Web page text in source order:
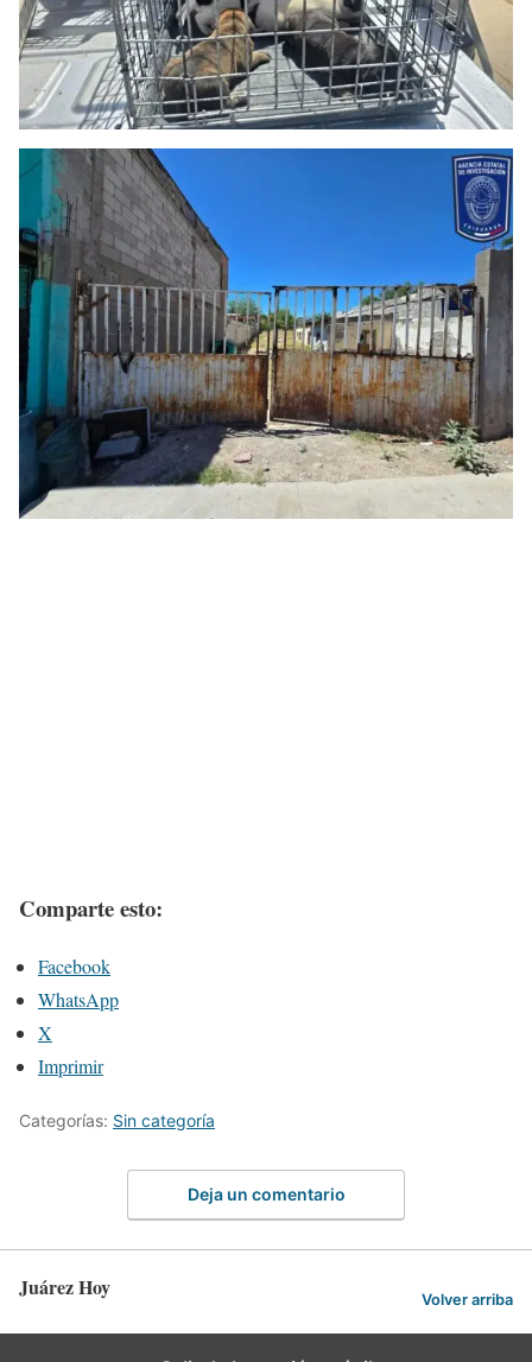
Comparte esto:
Facebook
WhatsApp
X
Imprimir
Categorías: Sin categoría
Deja un comentario
Juárez Hoy Volver arriba